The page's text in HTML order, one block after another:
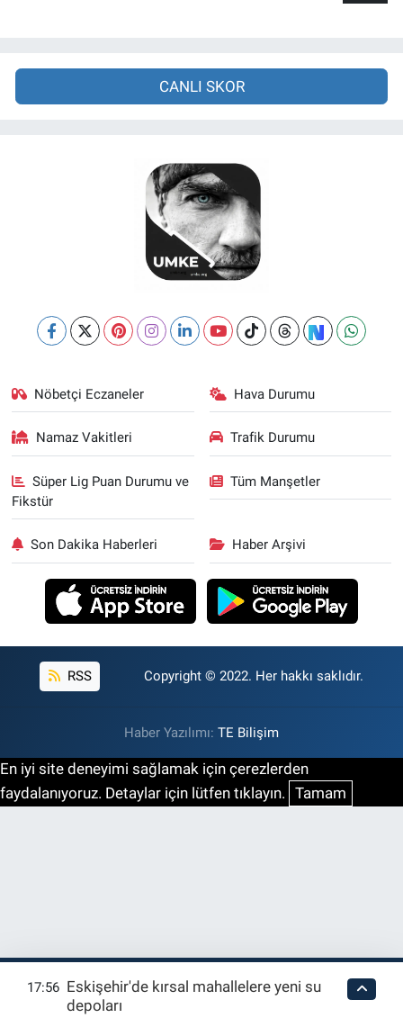
CANLI SKOR
Nöbetçi Eczaneler Hava Durumu
Namaz Vakitleri Trafik Durumu
Süper Lig Puan Durumu ve
Fikstür
Tüm Manşetler
Son Dakika Haberleri Haber Arşivi
RSS Copyright © 2022. Her hakkı saklıdır.
Haber Yazılımı: TE Bilişim
En iyi site deneyimi sağlamak için çerezlerden
faydalanıyoruz. Detaylar için lütfen tıklayın. Tamam
17:56 Eskişehir'de kırsal mahallelere yeni su
depoları